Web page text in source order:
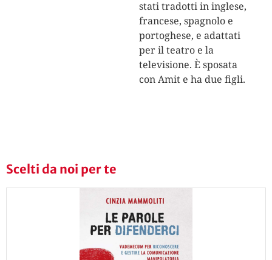
stati tradotti in inglese,
francese, spagnolo e
portoghese, e adattati
per il teatro e la
televisione. È sposata
con Amit e ha due figli.
Scelti da noi per te